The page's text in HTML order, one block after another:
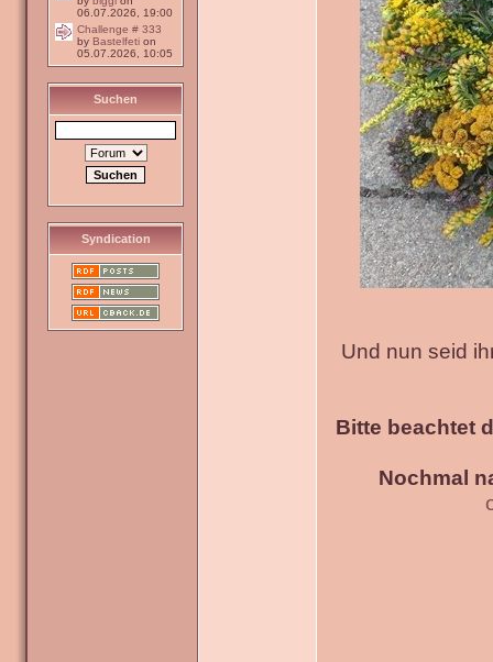
06.07.2026, 19:00
Challenge # 333
by Bastelfeti on
05.07.2026, 10:05
Suchen
Syndication
Und nun seid
Bitte beachtet
Nochmal